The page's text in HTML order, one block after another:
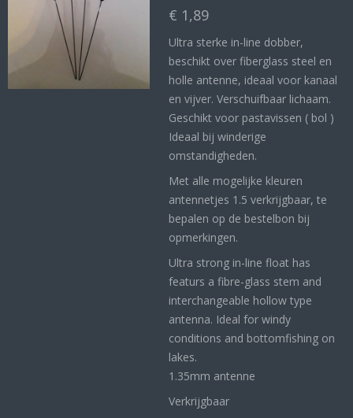
€ 1,89
Ultra sterke in-line dobber,
beschikt over fiberglass steel en
holle antenne, ideaal voor kanaal
en vijver. Verschuifbaar lichaam.
Geschikt voor pastavissen ( bol )
Ideaal bij winderige
omstandigheden.
Met alle mogelijke kleuren
antennetjes 1.5 verkrijgbaar, te
bepalen op de bestelbon bij
opmerkingen.
Ultra strong in-line float has
featurs a fibre-glass stem and
interchangeable hollow type
antenna. Ideal for windy
conditions and bottomfishing on
lakes.
1.35mm antenne
Verkrijgbaar